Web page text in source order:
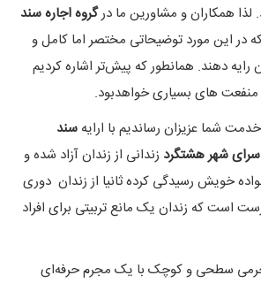
همکاران و مشاورین ما درگروه اجاره سند
در این مورد توضیحاتی مختصر اما کامل و
دهند. همانطور که پیش‌تر اشاره کردیم
منفعت های بسیاری خواهدبود.
شما عزیزان رساندیم با ارایه سند
شهر هشتگرد زندانی از زندان آزاد شده و
خویش رسیدگی کرده ثانیا از زندان دوری
است که زندان یک مانع تربیتی برای افراد
سطحی و کوچک با یک مجرم حرفه‌ای